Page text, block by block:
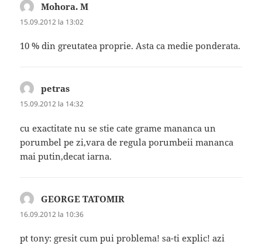
Mohora. M
15.09.2012 la 13:02
10 % din greutatea proprie. Asta ca medie ponderata.
petras
15.09.2012 la 14:32
cu exactitate nu se stie cate grame mananca un
porumbel pe zi,vara de regula porumbeii mananca
mai putin,decat iarna.
GEORGE TATOMIR
16.09.2012 la 10:36
pt tony: gresit cum pui problema! sa-ti explic! azi